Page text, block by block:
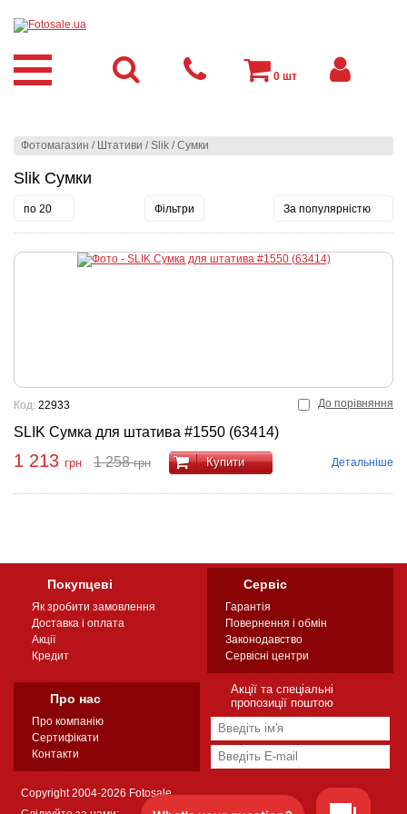
Фотомагазин / Штативи /Slik /Сумки
Slik Сумки
по 20 Фільтри За популярністю
До порівняння
SLIK Сумка для штатива #1550 (63414)
Код: 22933
1 213 грн 1 258грн Купити Детальніше
0 шт
Покупцеві
Як зробити замовлення
Доставка і оплата
Акції
Кредит
Сервіс
Гарантія
Повернення і обмін
Законодавство
Сервісні центри
Про нас
Про компанію
Сертифікати
Контакти
Акції та спеціальні
пропозиції поштою
Copyright 2004-2026 Fotosale